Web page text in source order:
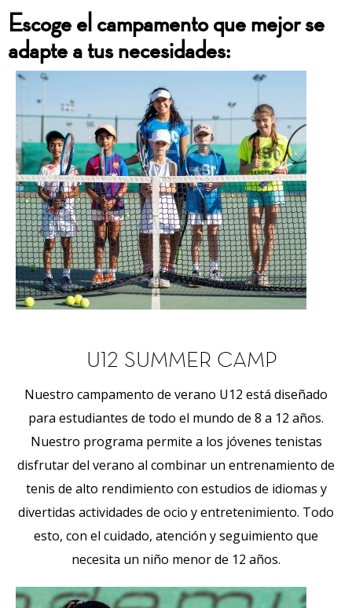
Escoge el campamento que mejor se
adapte a tus necesidades:
U12 SUMMER CAMP
Nuestro campamento de verano U12 está diseñado
para estudiantes de todo el mundo de 8 a 12 años.
Nuestro programa permite a los jóvenes tenistas
disfrutar del verano al combinar un entrenamiento de
tenis de alto rendimiento con estudios de idiomas y
divertidas actividades de ocio y entretenimiento. Todo
esto, con el cuidado, atención y seguimiento que
necesita un niño menor de 12 años.